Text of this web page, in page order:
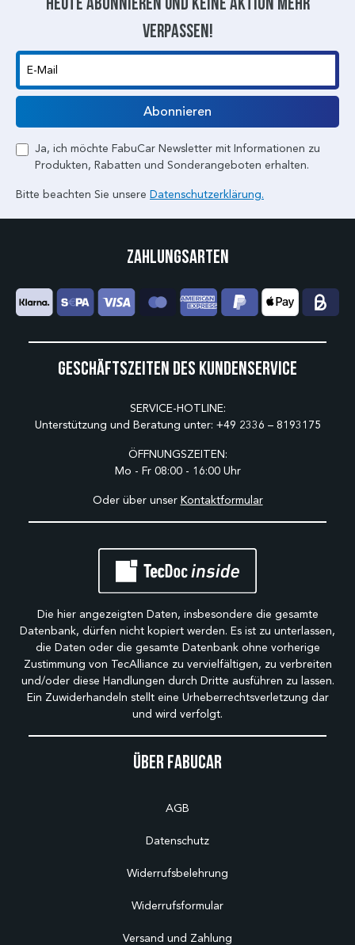
verpassen!
E-Mail
Abonnieren
Ja, ich möchte FabuCar Newsletter mit Informationen zu
Produkten, Rabatten und Sonderangeboten erhalten.
Bitte beachten Sie unsere Datenschutzerklärung.
Über Fabucar
AGB
Datenschutz
Widerrufsbelehrung
Widerrufsformular
Versand und Zahlung
Geschäftszeiten des Kundenservice
SERVICE-HOTLINE:
Unterstützung und Beratung unter: +49 2336 – 8193175
ÖFFNUNGSZEITEN:
Mo - Fr 08:00 - 16:00 Uhr
Oder über unser Kontaktformular
Zahlungsarten
Die hier angezeigten Daten, insbesondere die gesamte
Datenbank, dürfen nicht kopiert werden. Es ist zu unterlassen,
die Daten oder die gesamte Datenbank ohne vorherige
Zustimmung von TecAlliance zu vervielfältigen, zu verbreiten
und/oder diese Handlungen durch Dritte ausführen zu lassen.
Ein Zuwiderhandeln stellt eine Urheberrechtsverletzung dar
und wird verfolgt.